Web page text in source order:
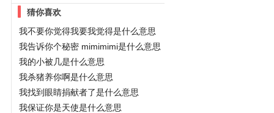
猜你喜欢
我不要你觉得我要我觉得是什么意思
我告诉你个秘密 mimimimi是什么意思
我的小被几是什么意思
我杀猪养你啊是什么意思
我找到眼睛捐献者了是什么意思
我保证你是天使是什么意思